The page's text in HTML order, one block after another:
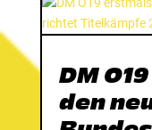
DM
den